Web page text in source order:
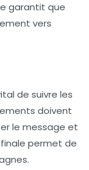
garantit que
vers
de suivre les
doivent
le message et
finale permet de